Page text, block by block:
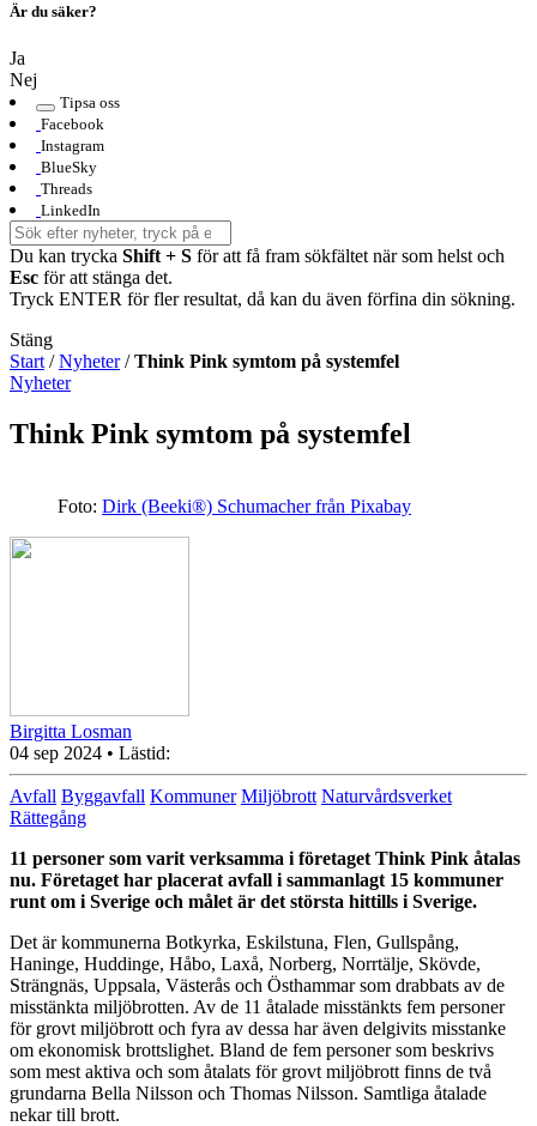
Är du säker?
Ja
Nej
Tipsa oss
Facebook
Instagram
BlueSky
Threads
LinkedIn
Du kan trycka Shift + S för att få fram sökfältet när som helst och
Esc för att stänga det.
Tryck ENTER för fler resultat, då kan du även förfina din sökning.
Stäng
Start /Nyheter/Think Pink symtom på systemfel
Nyheter
Think Pink symtom på systemfel
Foto: Dirk (Beeki®) Schumacher från Pixabay
Birgitta Losman
04 sep 2024 • Lästid:
Avfall Byggavfall Kommuner Miljöbrott Naturvårdsverket
Rättegång
11 personer som varit verksamma i företaget Think Pink åtalas
nu. Företaget har placerat avfall i sammanlagt 15 kommuner
runt om i Sverige och målet är det största hittills i Sverige.
Det är kommunerna Botkyrka, Eskilstuna, Flen, Gullspång,
Haninge, Huddinge, Håbo, Laxå, Norberg, Norrtälje, Skövde,
Strängnäs, Uppsala, Västerås och Östhammar som drabbats av de
misstänkta miljöbrotten. Av de 11 åtalade misstänkts fem personer
för grovt miljöbrott och fyra av dessa har även delgivits misstanke
om ekonomisk brottslighet. Bland de fem personer som beskrivs
som mest aktiva och som åtalats för grovt miljöbrott finns de två
grundarna Bella Nilsson och Thomas Nilsson. Samtliga åtalade
nekar till brott.